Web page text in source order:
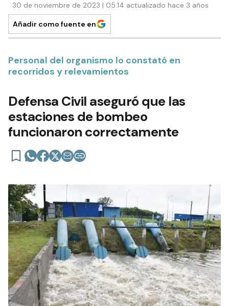
30 de noviembre de 2023 | 05:14 actualizado hace 3 años
Añadir como fuente en
Personal del organismo lo constató en
recorridos y relevamientos
Defensa Civil aseguró que las
estaciones de bombeo
funcionaron correctamente